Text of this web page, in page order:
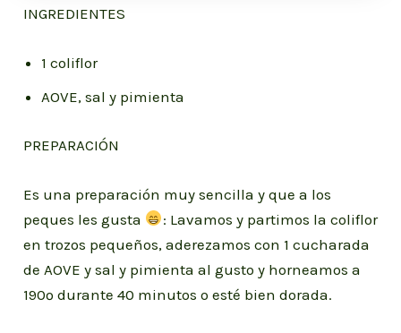
INGREDIENTES
1 coliflor
AOVE, sal y pimienta
PREPARACIÓN
Es una preparación muy sencilla y que a los
peques les gusta
: Lavamos y partimos la coliflor
en trozos pequeños, aderezamos con 1 cucharada
de AOVE y sal y pimienta al gusto y horneamos a
190º durante 40 minutos o esté bien dorada.